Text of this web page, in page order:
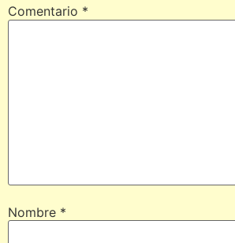
Comentario *
Nombre *